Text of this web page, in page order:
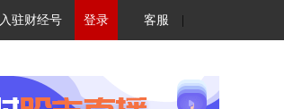
入驻财经号 登录 客服